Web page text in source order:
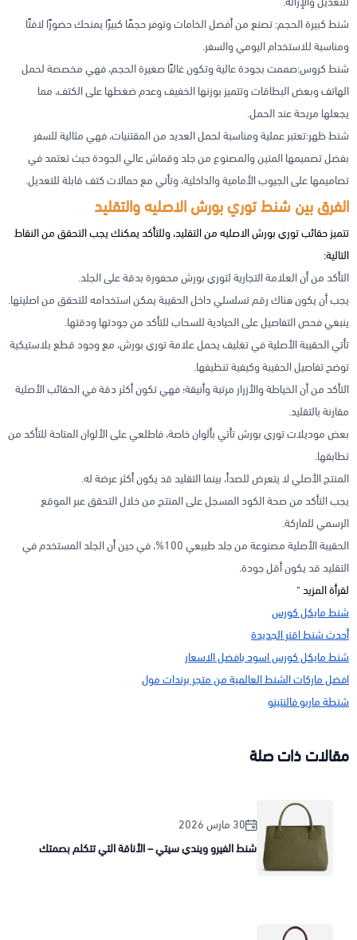
شنط كبيرة الحجم: تصنع من أفضل الخامات وتوفر حجمًا كبيرًا يمنحك حضورًا لافتًا
ومناسبة للاستخدام اليومي والسفر.
شنط كروس:صممت بجودة عالية وتكون غالبًا صغيرة الحجم، فهي مخصصة لحمل
الهاتف وبعض البطاقات وتتميز بوزنها الخفيف وعدم ضغطها على الكتف، مما
يجعلها مريحة عند الحمل.
شنط ظهر:تعتبر عملية ومناسبة لحمل العديد من المقتنيات، فهي مثالية للسفر
بفضل تصميمها المتين والمصنوع من جلد وقماش عالي الجودة حيث تعتمد في
تصاميمها على الجيوب الأمامية والداخلية، وتأتي مع حمالات كتف قابلة للتعديل.
الفرق بين شنط توري بورش الاصليه والتقليد
تتميز حقائب توري بورش الاصليه من التقليد، وللتأكد يمكنك يجب التحقق من النقاط
التالية:
التأكد من أن العلامة التجارية لتوري بورش محفورة بدقة على الجلد.
يجب أن يكون هناك رقم تسلسلي داخل الحقيبة يمكن استخدامه للتحقق من اصليتها.
ينبغي فحص التفاصيل على الحيادية للسحاب للتأكد من جودتها ودقتها.
تأتي الحقيبة الأصلية في تغليف يحمل علامة توري بورش، مع وجود قطع بلاستيكية
توضح تفاصيل الحقيبة وكيفية تنظيفها.
التأكد من أن الخياطة والأزرار مرتبة وأنيقة؛ فهي تكون أكثر دقة في الحقائب الأصلية
مقارنة بالتقليد.
بعض موديلات توري بورش تأتي بألوان خاصة، فاطلعي على الألوان المتاحة للتأكد من
تطابقها.
المنتج الأصلي لا يتعرض للصدأ، بينما التقليد قد يكون أكثر عرضة له.
يجب التأكد من صحة الكود المسجل على المنتج من خلال التحقق عبر الموقع
الرسمي للماركة.
الحقيبة الأصلية مصنوعة من جلد طبيعي 100%، في حين أن الجلد المستخدم في
التقليد قد يكون أقل جودة.
لقرأة المزيد "
شنط مايكل كورس
أحدث شنط اقنر الجديدة
شنط مايكل كورس اسود بافضل الاسعار
افضل ماركات الشنط العالمية من متجر برندات مول
شنطة ماريو فالنتينو
مقالات ذات صلة
30 مارس 2026
شنط الفيرو ويندي سيتي – الأناقة التي تتكلم بصمتك